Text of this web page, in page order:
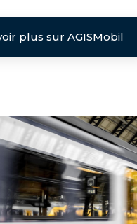
plus sur AGISMobil